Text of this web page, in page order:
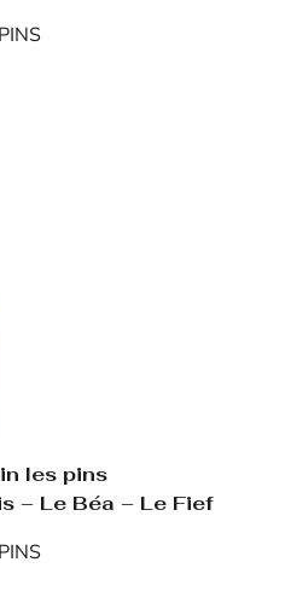
les pins
– Le Béa – Le Fief